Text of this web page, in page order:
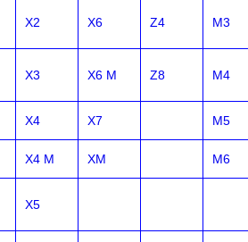
X2 X6 Z4 M3
X3 X6 M Z8 M4
X4 X7 M5
X4 M XM M6
X5